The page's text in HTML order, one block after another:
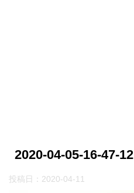
2020-04-05-16-47-12
投稿日： 2020-04-11